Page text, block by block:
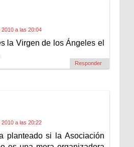
2010 a las 20:04
la Virgen de los Ángeles el
Responder
2010 a las 20:22
planteado si la Asociación